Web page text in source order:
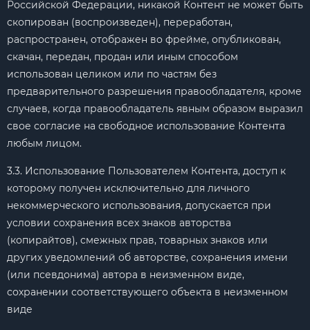
Российской Федерации, никакой Контент не может быть
скопирован (воспроизведен), переработан,
распространен, отображен во фрейме, опубликован,
скачан, передан, продан или иным способом
использован целиком или по частям без
предварительного разрешения правообладателя, кроме
случаев, когда правообладатель явным образом выразил
свое согласие на свободное использование Контента
любым лицом.
3.3. Использование Пользователем Контента, доступ к
которому получен исключительно для личного
некоммерческого использования, допускается при
условии сохранения всех знаков авторства
(копирайтов), смежных прав, товарных знаков или
других уведомлений об авторстве, сохранения имени
(или псевдонима) автора в неизменном виде,
сохранении соответствующего объекта в неизменном
виде